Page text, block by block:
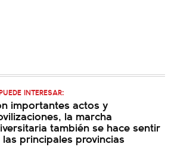
INTERESAR:
importantes actos y
la marcha
también se hace sentir
las principales provincias